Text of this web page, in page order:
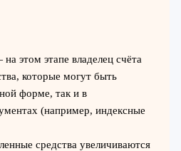
этом этапе владелец счёта
которые могут быть
форме, так и в
(например, индексные
средства увеличиваются